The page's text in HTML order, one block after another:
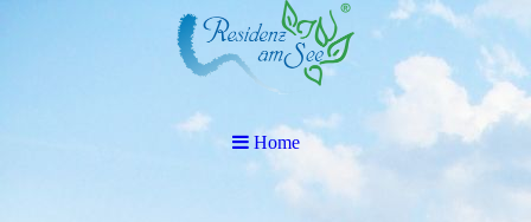
Home
Home